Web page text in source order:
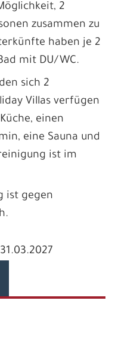
2
zusammen zu
haben je 2
mit DU/WC.
sich 2
Villas verfügen
einen
eine Sauna und
ist im
ist gegen